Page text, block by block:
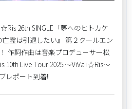
26th SINGLE「夢へのヒトカケ
霊は引退したい』 第２クールエン
作詞作曲は音楽プロデューサー松
10th Live Tour 2025 ～ViVa i☆Ris～
レポート到着!!